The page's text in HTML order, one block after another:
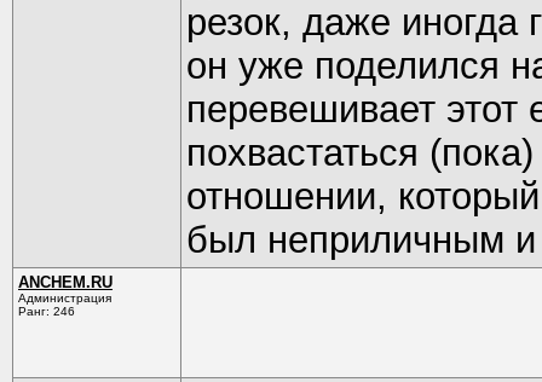
резок, даже иногда
он уже поделился
перевешивает этот
похвастаться
отношении,
был неприличным
ANCHEM.RU
Администрация
Ранг: 246